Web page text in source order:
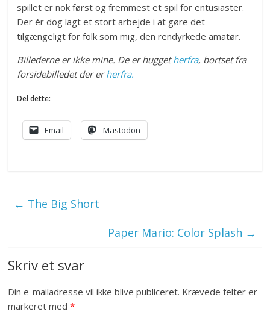
spillet er nok først og fremmest et spil for entusiaster.
Der ér dog lagt et stort arbejde i at gøre det
tilgængeligt for folk som mig, den rendyrkede amatør.
Billederne er ikke mine. De er huggetherfra, bortset fra
forsidebilledet der erherfra.
Del dette:
Email Mastodon
← The Big Short
Paper Mario: Color Splash →
Skriv et svar
Din e-mailadresse vil ikke blive publiceret. Krævede felter er
markeret med*